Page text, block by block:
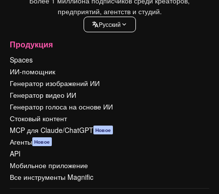
предприятий, агентств и студий.
Pусский
Продукция
Spaces
ИИ-помощник
Генератор изображений ИИ
Генератор видео ИИ
Генератор голоса на основе ИИ
Стоковый контент
MCP для Claude/ChatGPT Новое
Агенты Новое
API
Мобильное приложение
Все инструменты Magnific